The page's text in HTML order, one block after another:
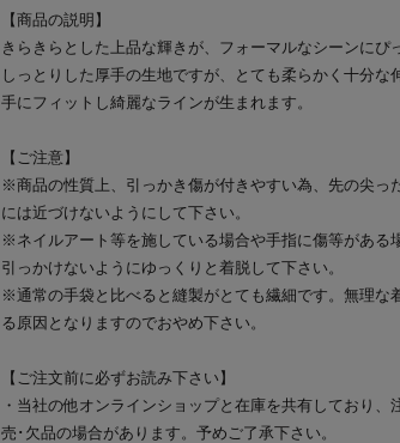
【商品の説明】
きらきらとした上品な輝きが、フォーマルなシーンにぴ
しっとりした厚手の生地ですが、とても柔らかく十分な
手にフィットし綺麗なラインが生まれます。
【ご注意】
※商品の性質上、引っかき傷が付きやすい為、先の尖っ
には近づけないようにして下さい。
※ネイルアート等を施している場合や手指に傷等がある
引っかけないようにゆっくりと着脱して下さい。
※通常の手袋と比べると縫製がとても繊細です。無理な
る原因となりますのでおやめ下さい。
【ご注文前に必ずお読み下さい】
・当社の他オンラインショップと在庫を共有しており、
売･欠品の場合があります。予めご了承下さい。